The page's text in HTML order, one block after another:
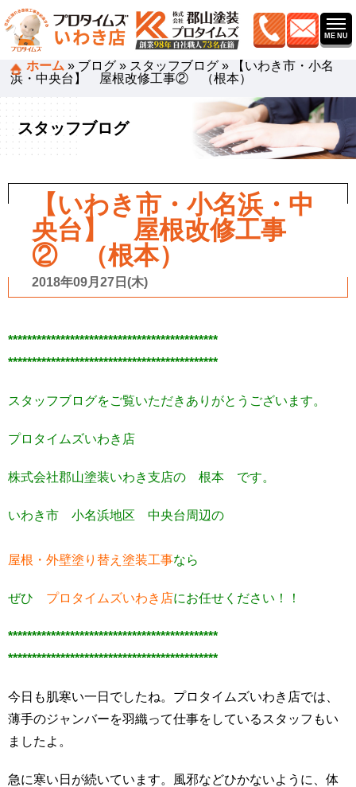
ホーム » ブログ » スタッフブログ »
【いわき市・小名
浜・中央台】 屋根改修工事② （根本）
スタッフブログ
【いわき市・小名浜・中
央台】 屋根改修工事
② （根本）
2018年09月27日(木)
********************************************
********************************************
スタッフブログをご覧いただきありがとうございます。
プロタイムズいわき店
株式会社郡山塗装いわき支店の 根本 です。
いわき市 小名浜地区 中央台周辺の
屋根・外壁塗り替え塗装工事なら
ぜひ プロタイムズいわき店にお任せください！！
********************************************
********************************************
今日も肌寒い一日でしたね。プロタイムズいわき店では、
薄手のジャンバーを羽織って仕事をしているスタッフもい
ましたよ。
急に寒い日が続いています。風邪などひかないように、体